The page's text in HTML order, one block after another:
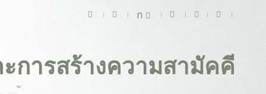
ก
การสร้างความสามัคคี